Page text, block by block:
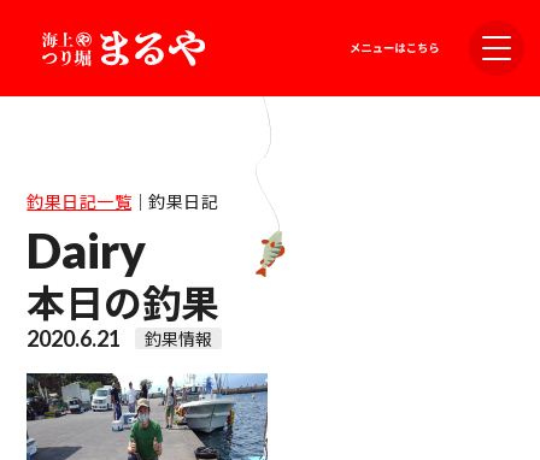
釣果日記一覧｜釣果日記
Dairy
本日の釣果
2020.6.21 釣果情報